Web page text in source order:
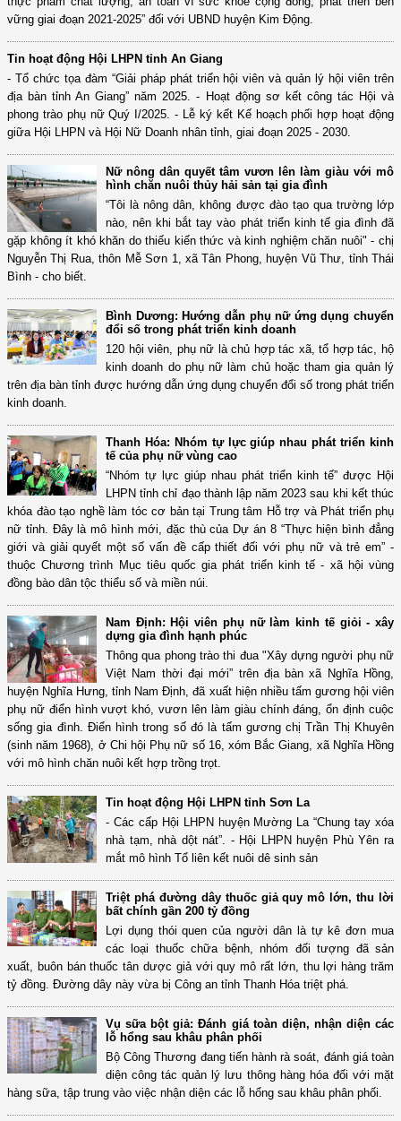
vững giai đoạn 2021-2025” đối với UBND huyện Kim Động.
Tin hoạt động Hội LHPN tỉnh An Giang
- Tổ chức tọa đàm “Giải pháp phát triển hội viên và quản lý hội viên trên
địa bàn tỉnh An Giang” năm 2025. - Hoạt động sơ kết công tác Hội và
phong trào phụ nữ Quý I/2025. - Lễ ký kết Kế hoạch phối hợp hoạt động
giữa Hội LHPN và Hội Nữ Doanh nhân tỉnh, giai đoạn 2025 - 2030.
Nữ nông dân quyết tâm vươn lên làm giàu với mô
hình chăn nuôi thủy hải sản tại gia đình
“Tôi là nông dân, không được đào tạo qua trường lớp
nào, nên khi bắt tay vào phát triển kinh tế gia đình đã
gặp không ít khó khăn do thiếu kiến thức và kinh nghiệm chăn nuôi" - chị
Nguyễn Thị Rua, thôn Mễ Sơn 1, xã Tân Phong, huyện Vũ Thư, tỉnh Thái
Bình - cho biết.
Bình Dương: Hướng dẫn phụ nữ ứng dụng chuyển
đổi số trong phát triển kinh doanh
120 hội viên, phụ nữ là chủ hợp tác xã, tổ hợp tác, hộ
kinh doanh do phụ nữ làm chủ hoặc tham gia quản lý
trên địa bàn tỉnh được hướng dẫn ứng dụng chuyển đổi số trong phát triển
kinh doanh.
Thanh Hóa: Nhóm tự lực giúp nhau phát triển kinh
tế của phụ nữ vùng cao
“Nhóm tự lực giúp nhau phát triển kinh tế” được Hội
LHPN tỉnh chỉ đạo thành lập năm 2023 sau khi kết thúc
khóa đào tạo nghề làm tóc cơ bản tại Trung tâm Hỗ trợ và Phát triển phụ
nữ tỉnh. Đây là mô hình mới, đặc thù của Dự án 8 “Thực hiện bình đẳng
giới và giải quyết một số vấn đề cấp thiết đối với phụ nữ và trẻ em” -
thuộc Chương trình Mục tiêu quốc gia phát triển kinh tế - xã hội vùng
đồng bào dân tộc thiểu số và miền núi.
Nam Định: Hội viên phụ nữ làm kinh tế giỏi - xây
dựng gia đình hạnh phúc
Thông qua phong trào thi đua "Xây dựng người phụ nữ
Việt Nam thời đại mới” trên địa bàn xã Nghĩa Hồng,
huyện Nghĩa Hưng, tỉnh Nam Định, đã xuất hiện nhiều tấm gương hội viên
phụ nữ điển hình vượt khó, vươn lên làm giàu chính đáng, ổn định cuộc
sống gia đình. Điển hình trong số đó là tấm gương chị Trần Thị Khuyên
(sinh năm 1968), ở Chi hội Phụ nữ số 16, xóm Bắc Giang, xã Nghĩa Hồng
với mô hình chăn nuôi kết hợp trồng trọt.
Tin hoạt động Hội LHPN tỉnh Sơn La
- Các cấp Hội LHPN huyện Mường La “Chung tay xóa
nhà tạm, nhà dột nát”. - Hội LHPN huyện Phù Yên ra
mắt mô hình Tổ liên kết nuôi dê sinh sản
Triệt phá đường dây thuốc giả quy mô lớn, thu lời
bất chính gần 200 tỷ đồng
Lợi dụng thói quen của người dân là tự kê đơn mua
các loại thuốc chữa bệnh, nhóm đối tượng đã sản
xuất, buôn bán thuốc tân dược giả với quy mô rất lớn, thu lợi hàng trăm
tỷ đồng. Đường dây này vừa bị Công an tỉnh Thanh Hóa triệt phá.
Vụ sữa bột giả: Đánh giá toàn diện, nhận diện các
lỗ hổng sau khâu phân phối
Bộ Công Thương đang tiến hành rà soát, đánh giá toàn
diện công tác quản lý lưu thông hàng hóa đối với mặt
hàng sữa, tập trung vào việc nhận diện các lỗ hổng sau khâu phân phối.